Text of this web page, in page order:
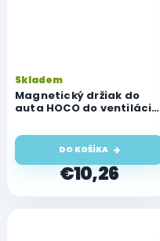
Magnetický držiak do
auta HOCO do ventilácie
Skladem
€10,26
DO KOŠÍKA